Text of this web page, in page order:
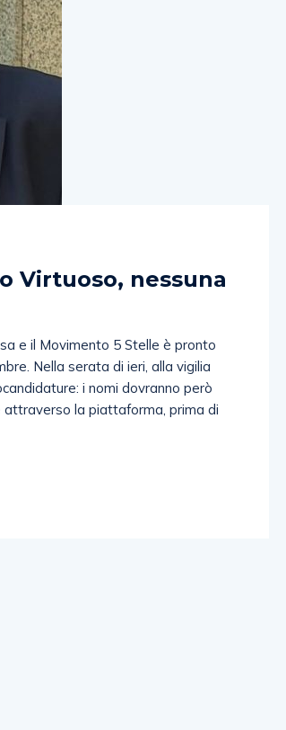
Virtuoso, nessuna
e il Movimento 5 Stelle è pronto
Nella serata di ieri, alla vigilia
i nomi dovranno però
la piattaforma, prima di